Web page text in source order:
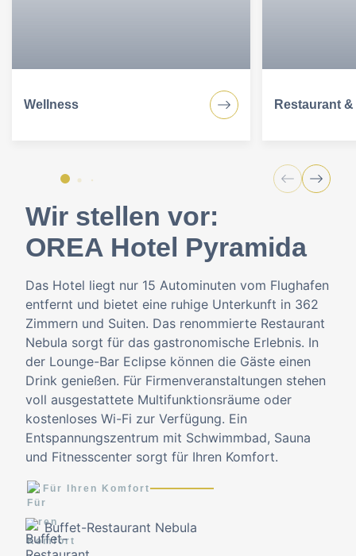
Wellness Restaurant
Wir stellen vor:
OREA Hotel Pyramida
Das Hotel liegt nur 15 Autominuten vom Flughafen
entfernt und bietet eine ruhige Unterkunft in 362
Zimmern und Suiten. Das renommierte Restaurant
Nebula sorgt für das gastronomische Erlebnis. In
der Lounge-Bar Eclipse können die Gäste einen
Drink genießen. Für Firmenveranstaltungen stehen
voll ausgestattete Multifunktionsräume oder
kostenloses Wi-Fi zur Verfügung. Ein
Entspannungszentrum mit Schwimmbad, Sauna
und Fitnesscenter sorgt für Ihren Komfort.
Für Ihren Komfort
Buffet-Restaurant Nebula